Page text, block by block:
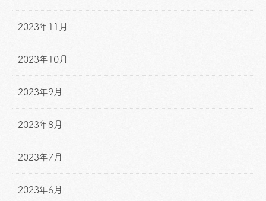
2023年11月
2023年10月
2023年9月
2023年8月
2023年7月
2023年6月